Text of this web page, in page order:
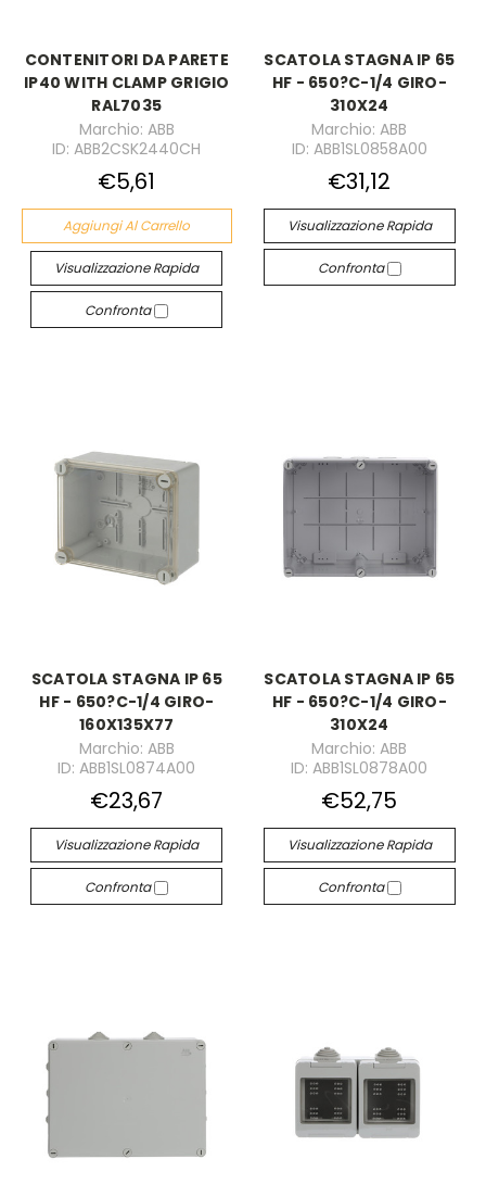
CONTENITORI DA PARETE
IP40 WITH CLAMP GRIGIO
RAL7035
Marchio: ABB
ID: ABB2CSK2440CH
€5,61
Aggiungi Al Carrello
Visualizzazione Rapida
Confronta
SCATOLA STAGNA IP 65
HF - 650?C-1/4 GIRO-
310X24
Marchio: ABB
ID: ABB1SL0858A00
€31,12
Visualizzazione Rapida
Confronta
SCATOLA STAGNA IP 65
HF - 650?C-1/4 GIRO-
160X135X77
Marchio: ABB
ID: ABB1SL0874A00
€23,67
Visualizzazione Rapida
Confronta
SCATOLA STAGNA IP 65
HF - 650?C-1/4 GIRO-
310X24
Marchio: ABB
ID: ABB1SL0878A00
€52,75
Visualizzazione Rapida
Confronta